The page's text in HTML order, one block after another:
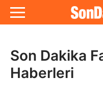
Son Dakika
Haberleri